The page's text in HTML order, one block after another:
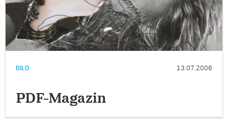
BILD 13.07.2006
PDF-Magazin